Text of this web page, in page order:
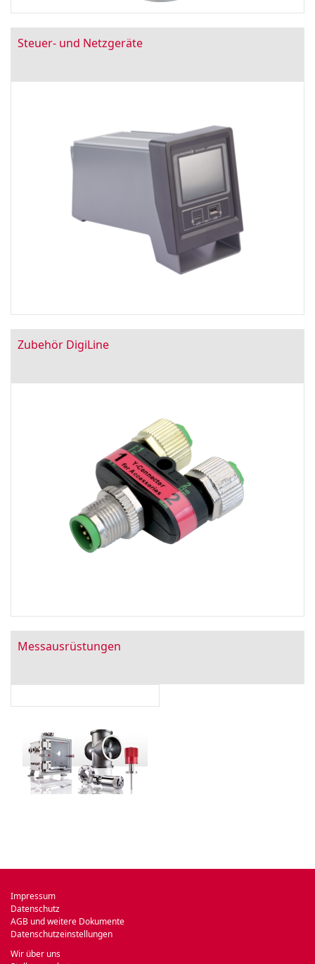
Steuer- und Netzgeräte
Zubehör DigiLine
Messausrüstungen
Impressum
Datenschutz
AGB und weitere Dokumente
Datenschutzeinstellungen
Wir über uns